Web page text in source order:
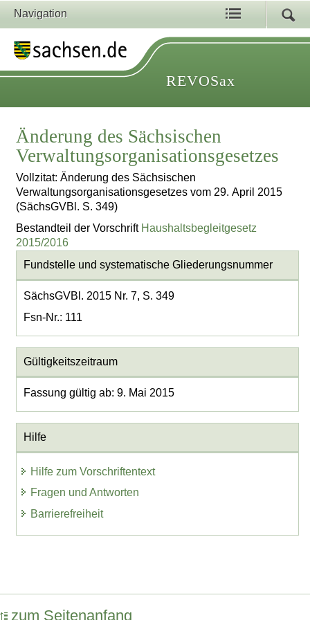
Navigation
REVOSax
Änderung des Sächsischen
Verwaltungsorganisationsgesetzes
Vollzitat: Änderung des Sächsischen
Verwaltungsorganisationsgesetzes vom 29. April 2015
(SächsGVBl. S. 349)
Bestandteil der Vorschrift Haushaltsbegleitgesetz
2015/2016
Fundstelle und systematische Gliederungsnummer
SächsGVBl. 2015 Nr. 7, S. 349
Fsn-Nr.: 111
Gültigkeitszeitraum
Fassung gültig ab: 9. Mai 2015
Hilfe
Hilfe zum Vorschriftentext
Fragen und Antworten
Barrierefreiheit
zum Seitenanfang